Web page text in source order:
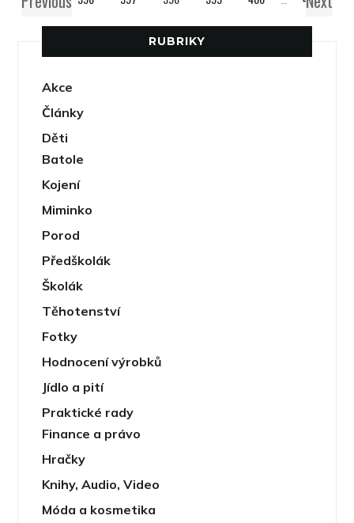
RUBRIKY
Akce
Články
Děti
Batole
Kojení
Miminko
Porod
Předškolák
Školák
Těhotenství
Fotky
Hodnocení výrobků
Jídlo a pití
Praktické rady
Finance a právo
Hračky
Knihy, Audio, Video
Móda a kosmetika